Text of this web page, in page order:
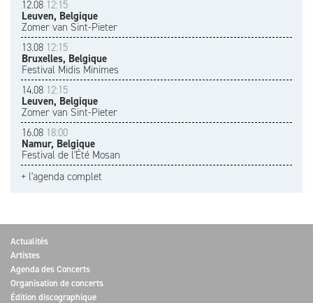
12.08 12:15
Leuven, Belgique
Zomer van Sint-Pieter
13.08 12:15
Bruxelles, Belgique
Festival Midis Minimes
14.08 12:15
Leuven, Belgique
Zomer van Sint-Pieter
16.08 18:00
Namur, Belgique
Festival de l'Été Mosan
+ l'agenda complet
Actualités
Artistes
Agenda des Concerts
Organisation de concerts
Édition discographique